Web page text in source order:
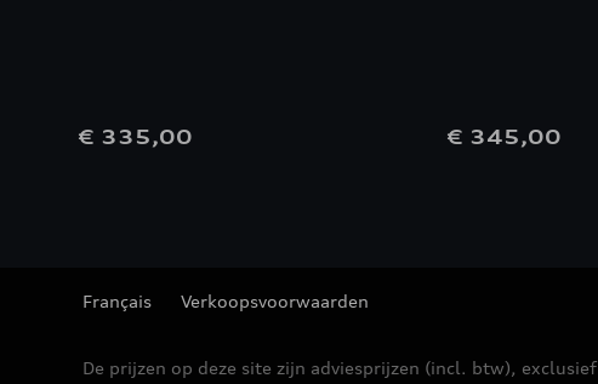
€ 335,00 € 345,00
Français Verkoopsvoorwaarden
De prijzen op deze site zijn adviesprijzen (incl. btw), exclusief